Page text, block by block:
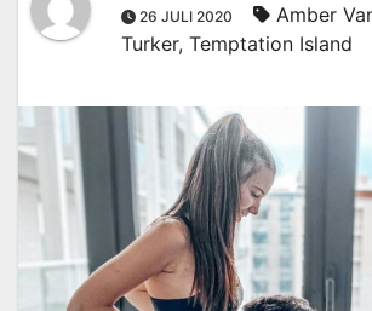
26 JULI 2020 Amber
Turker, Temptation Island